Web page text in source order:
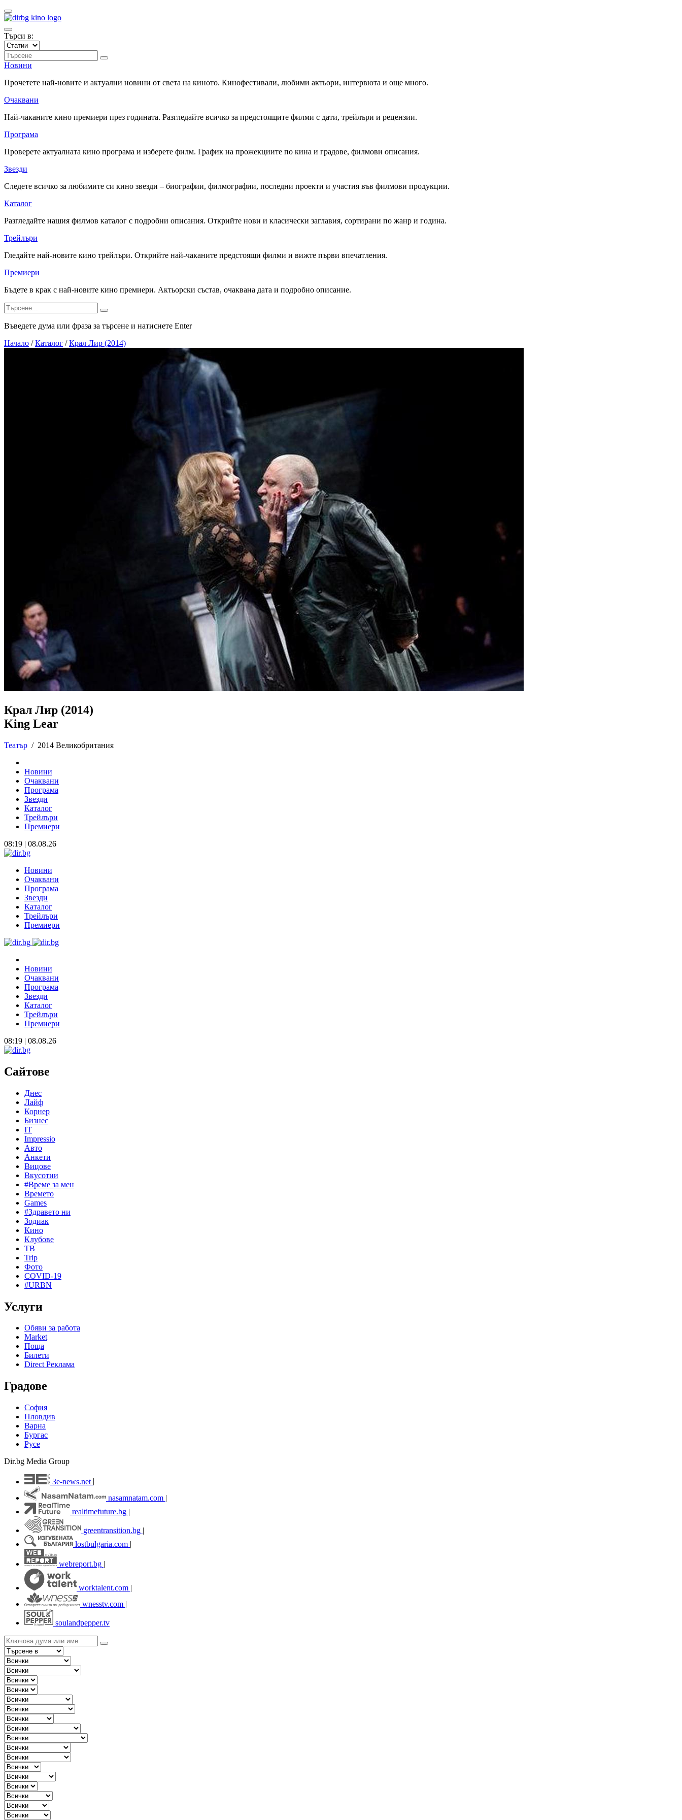
Търси в:
Новини
Прочетете най-новите и актуални новини от света на киното. Кинофестивали, любими актьори, интервюта и още много.
Очаквани
Най-чаканите кино премиери през годината. Разгледайте всичко за предстоящите филми с дати, трейлъри и рецензии.
Програма
Проверете актуалната кино програма и изберете филм. График на прожекциите по кина и градове, филмови описания.
Звезди
Следете всичко за любимите си кино звезди – биографии, филмографии, последни проекти и участия във филмови продукции.
Каталог
Разгледайте нашия филмов каталог с подробни описания. Открийте нови и класически заглавия, сортирани по жанр и година.
Трейлъри
Гледайте най-новите кино трейлъри. Открийте най-чаканите предстоящи филми и вижте първи впечатления.
Премиери
Бъдете в крак с най-новите кино премиери. Актьорски състав, очаквана дата и подробно описание.
Въведете дума или фраза за търсене и натиснете Enter
Начало / Каталог / Крал Лир (2014)
Крал Лир (2014)
King Lear
Театър / 2014 Великобритания
Новини
Очаквани
Програма
Звезди
Каталог
Трейлъри
Премиери
08:19 | 08.08.26
Новини
Очаквани
Програма
Звезди
Каталог
Трейлъри
Премиери
Новини
Очаквани
Програма
Звезди
Каталог
Трейлъри
Премиери
08:19 | 08.08.26
Сайтове
Днес
Лайф
Корнер
Бизнес
IT
Impressio
Авто
Анкети
Вицове
Вкусотии
#Време за мен
Времето
Games
#Здравето ни
Зодиак
Кино
Клубове
ТВ
Trip
Фото
COVID-19
#URBN
Услуги
Обяви за работа
Market
Поща
Билети
Direct Реклама
Градове
София
Пловдив
Варна
Бургас
Русе
Dir.bg Media Group
3e-news.net
nasamnatam.com |
realtimefuture.bg |
greentransition.bg |
lostbulgaria.com |
webreport.bg |
worktalent.com |
wnesstv.com |
soulandpepper.tv